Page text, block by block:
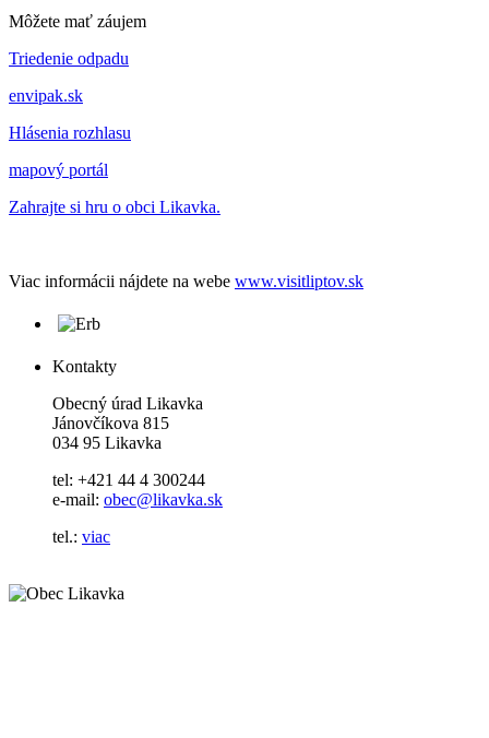
Môžete mať záujem
Triedenie odpadu
envipak.sk
Hlásenia rozhlasu
mapový portál
Zahrajte si hru o obci Likavka.
Viac informácii nájdete na webe www.visitliptov.sk
Kontakty
Obecný úrad Likavka
Jánovčíkova 815
034 95 Likavka
tel: +421 44 4 300244
e-mail: obec@likavka.sk
tel.: viac